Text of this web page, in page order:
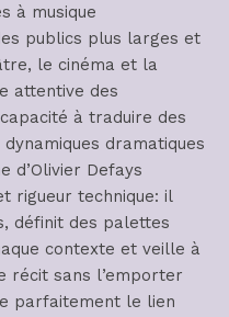
à musique
publics plus larges et
le cinéma et la
attentive des
à traduire des
dramatiques
d’Olivier Defays
rigueur technique: il
définit des palettes
contexte et veille à
récit sans l’emporter
parfaitement le lien